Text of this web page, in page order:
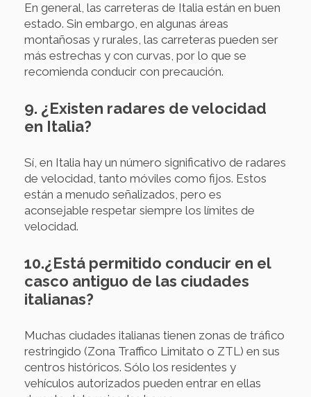
En general, las carreteras de Italia están en buen
estado. Sin embargo, en algunas áreas
montañosas y rurales, las carreteras pueden ser
más estrechas y con curvas, por lo que se
recomienda conducir con precaución.
9. ¿Existen radares de velocidad
en Italia?
Sí, en Italia hay un número significativo de radares
de velocidad, tanto móviles como fijos. Estos
están a menudo señalizados, pero es
aconsejable respetar siempre los límites de
velocidad.
10.¿Está permitido conducir en el
casco antiguo de las ciudades
italianas?
Muchas ciudades italianas tienen zonas de tráfico
restringido (Zona Traffico Limitato o ZTL) en sus
centros históricos. Sólo los residentes y
vehículos autorizados pueden entrar en ellas